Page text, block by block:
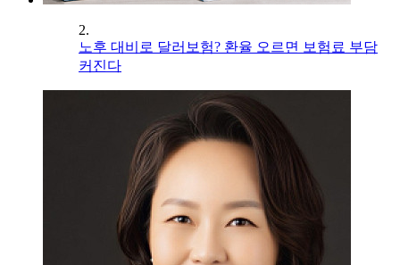
2.
노후 대비로 달러보험? 환율 오르면 보험료 부담
커진다